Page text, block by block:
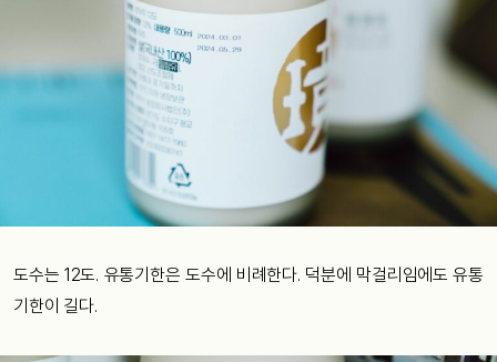
도수는 12도. 유통기한은 도수에 비례한다. 덕분에 막걸리임에도 유통
기한이 길다.